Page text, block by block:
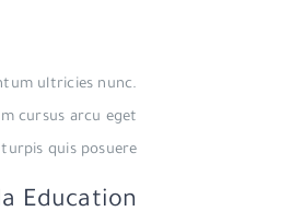
ultricies nunc.
cursus arcu eget
quis posuere.
Education